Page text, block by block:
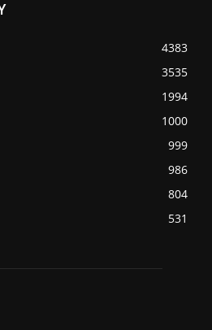
4383
3535
1994
1000
999
986
804
531